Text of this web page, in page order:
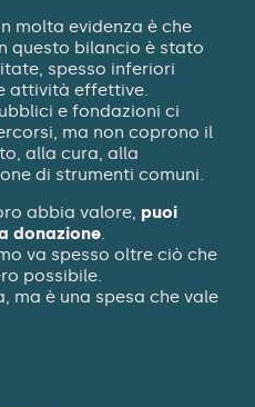
molta evidenza è che
questo bilancio è stato
spesso inferiori
attività effettive.
e fondazioni ci
ma non coprono il
alla cura, alla
di strumenti comuni.
abbia valore, puoi
donazione
va spesso oltre ciò che
possibile.
ma è una spesa che vale